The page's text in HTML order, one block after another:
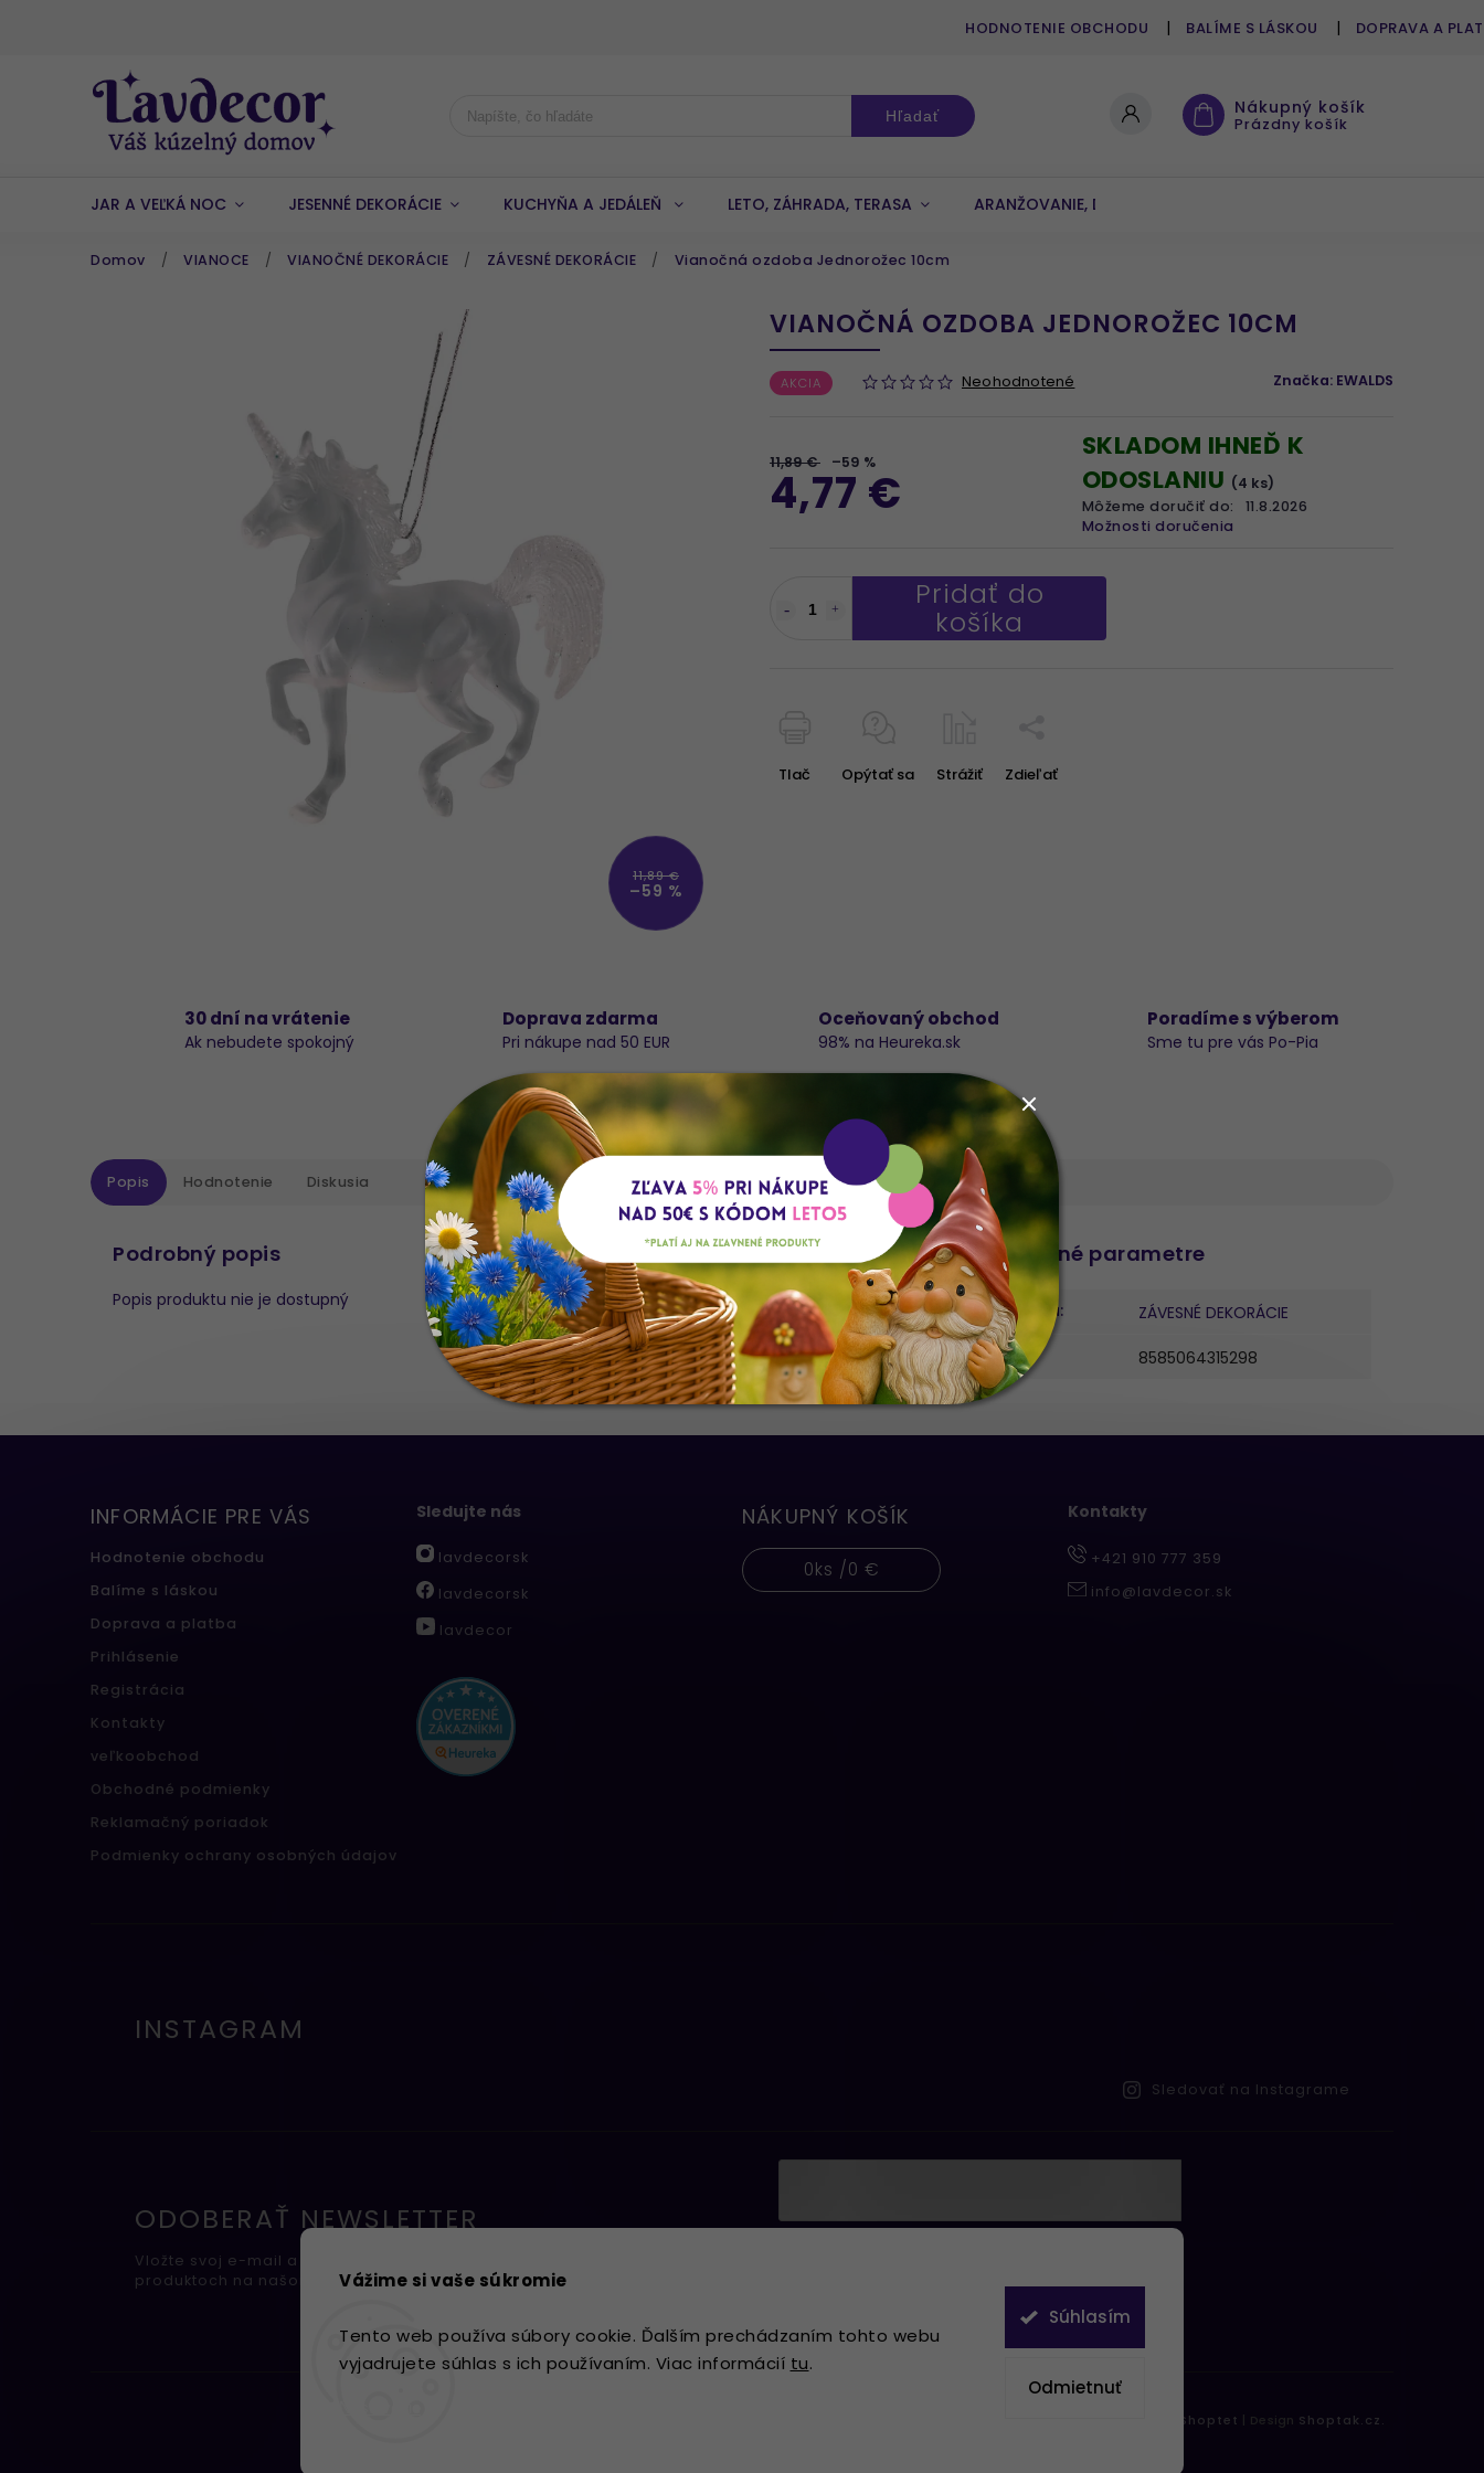
Vážime si vaše súkromie
Tento web používa súbory cookie. Ďalším prechádzaním tohto webu
vyjadrujete súhlas s ich používaním. Viac informácií tu.
Odmietnuť
Súhlasím
HODNOTENIE OBCHODU BALÍME S LÁSKOU DOPRAVA A
Hľadať Nákupný košík
Prázdny košík
JAR A VEĽKÁ NOC JESENNÉ DEKORÁCIE KUCHYŇA A JEDÁLEŇ LETO, ZÁHRADA, TERASA ARANŽOVANIE, DEKOROVANIE
Domov / VIANOCE / VIANOČNÉ DEKORÁCIE / ZÁVESNÉ DEKORÁCIE / Vianočná ozdoba Jednorožec 10cm
11,89 €
–59 %
VIANOČNÁ OZDOBA JEDNOROŽEC 10CM
AKCIA Neohodnotené Značka: EWALDS
11,89 € –59 %
4,77 €
SKLADOM IHNEĎ K
ODOSLANIU (4 ks)
Môžeme doručiť do:
11.8.2026
Možnosti doručenia
Pridať do
košíka
Tlač Opýtať sa Strážiť Zdieľať
30 dní na vrátenie
Ak nebudete spokojný
Doprava zdarma
Pri nákupe nad 50 EUR
Oceňovaný obchod
98% na Heureka.sk
Poradíme s výberom
Sme tu pre vás Po-Pia
Popis Hodnotenie Diskusia
Podrobný popis
Popis produktu nie je dostupný
Dodatočné parametre
Kategória:
ZÁVESNÉ DEKORÁCIE
EAN: 8585064315298
INFORMÁCIE PRE VÁS
Hodnotenie obchodu
Balíme s láskou
Doprava a platba
Prihlásenie
Registrácia
Kontakty
veľkoobchod
Obchodné podmienky
Reklamačný poriadok
Podmienky ochrany osobných údajov
Sledujte nás
lavdecorsk
lavdecorsk
lavdecor
NÁKUPNÝ KOŠÍK
0ks /0 €
Kontakty
+421 910 777 359
info@lavdecor.sk
INSTAGRAM
Sledovať na Instagrame
ODOBERAŤ NEWSLETTER
Vložte svoj e-mail a my Vám budeme zasielať informácie o nových
produktoch na našom e-shope.
Shoptet | Design Shoptak.cz.